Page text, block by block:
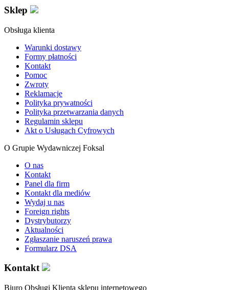
Sklep
Obsługa klienta
Warunki dostawy
Formy płatności
Kontakt
Pomoc
Zwroty
Reklamacje
Polityka prywatności
Polityka przetwarzania danych
Regulamin sklepu
Akt o Usługach Cyfrowych
O Grupie Wydawniczej Foksal
O nas
Kontakt
Panel dla firm
Kontakt dla mediów
Wydaj u nas
Foreign rights
Dystrybutorzy
Aktualności
Zgłaszanie naruszeń prawa
Formularz DSA
Kontakt
Biuro Obsługi Klienta sklepu internetowego